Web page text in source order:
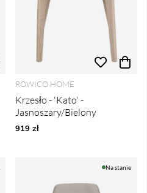
ROWICO HOME
Krzesło - 'Kato' -
Jasnoszary/Bielony
919 zł
Na stanie